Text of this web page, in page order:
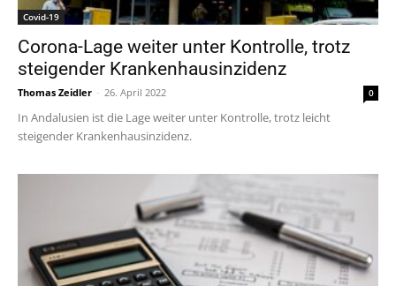
Covid-19
Corona-Lage weiter unter Kontrolle, trotz
steigender Krankenhausinzidenz
Thomas Zeidler - 26. April 2022 0
In Andalusien ist die Lage weiter unter Kontrolle, trotz leicht
steigender Krankenhausinzidenz.